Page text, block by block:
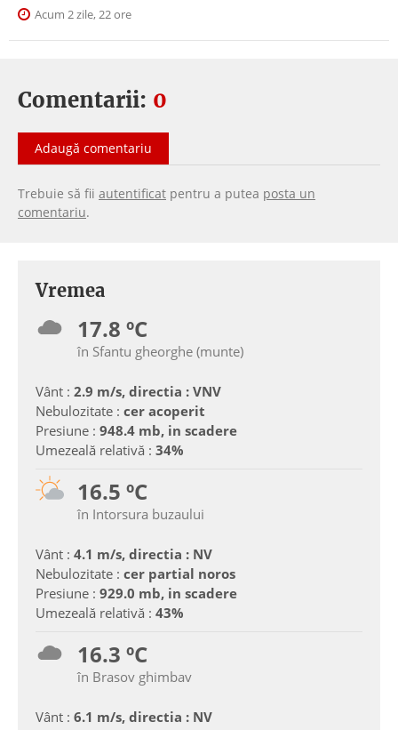
Acum 2 zile, 22 ore
Comentarii: 0
Adaugă comentariu
Trebuie să fii autentificat pentru a putea posta un
comentariu.
Vremea
17.8 ºC
în Sfantu gheorghe (munte)
Vânt : 2.9 m/s, directia : VNV
Nebulozitate : cer acoperit
Presiune : 948.4 mb, in scadere
Umezeală relativă : 34%
16.5 ºC
în Intorsura buzaului
Vânt : 4.1 m/s, directia : NV
Nebulozitate : cer partial noros
Presiune : 929.0 mb, in scadere
Umezeală relativă : 43%
16.3 ºC
în Brasov ghimbav
Vânt : 6.1 m/s, directia : NV